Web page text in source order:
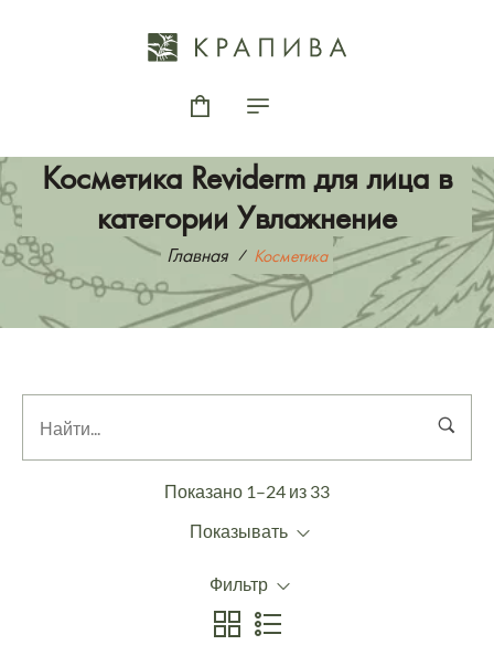
Косметика Reviderm для лица в
категории Увлажнение
Главная Косметика
Показано 1–24 из 33
Показывать
Фильтр